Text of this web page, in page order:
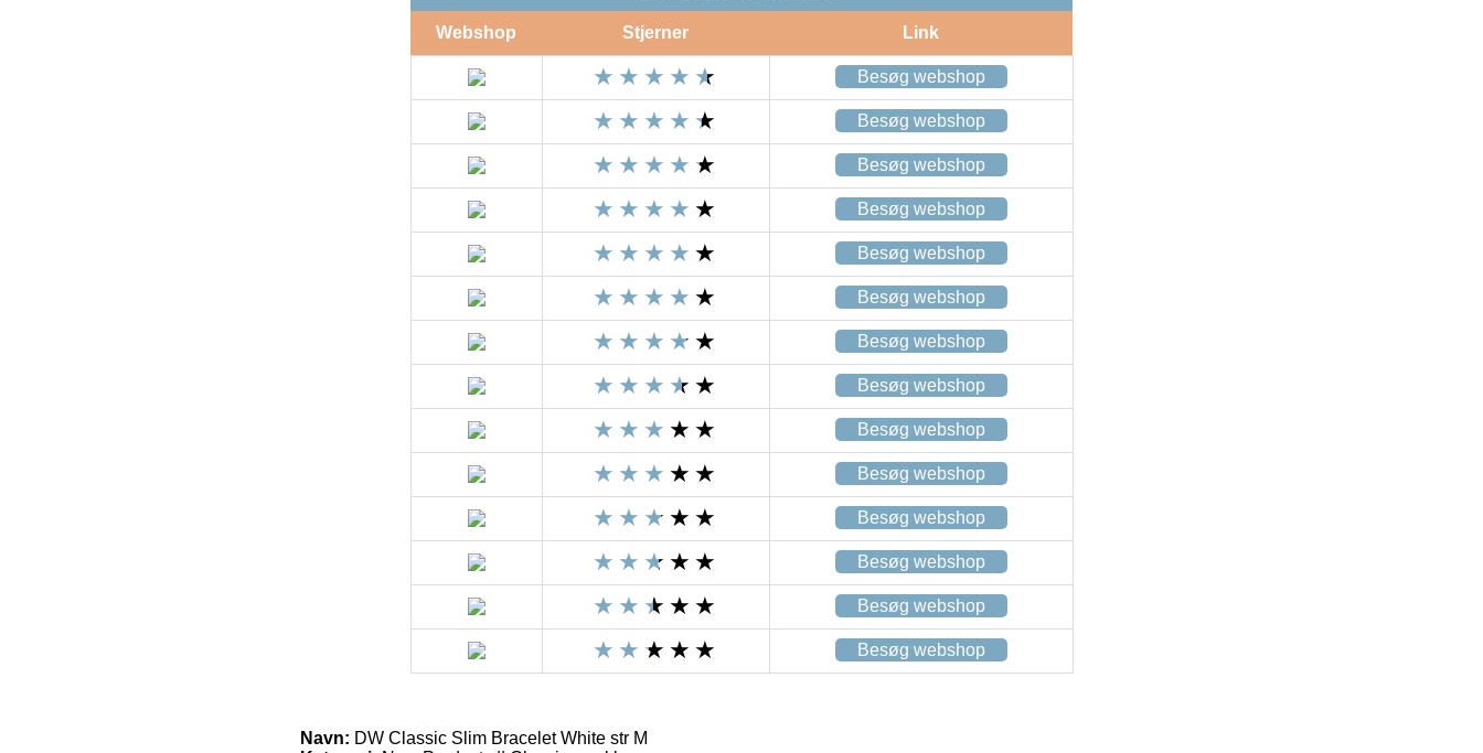
Webshop Stjerner Link
Besøg webshop
Besøg webshop
Besøg webshop
Besøg webshop
Besøg webshop
Besøg webshop
Besøg webshop
Besøg webshop
Besøg webshop
Besøg webshop
Besøg webshop
Besøg webshop
Besøg webshop
Besøg webshop
Navn: DW Classic Slim Bracelet White str M